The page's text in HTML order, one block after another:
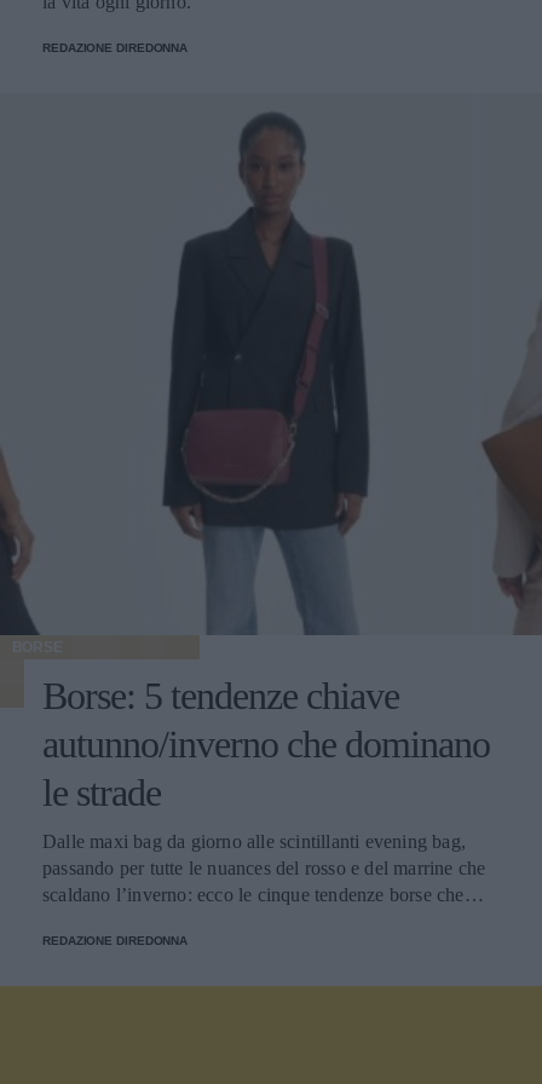
REDAZIONE DIREDONNA
BORSE
Borse: 5 tendenze chiave
autunno/inverno che dominano
le strade
Dalle maxi bag da giorno alle scintillanti evening bag,
passando per tutte le nuances del rosso e del marrine che
scaldano l’inverno: ecco le cinque tendenze borse che
REDAZIONE DIREDONNA